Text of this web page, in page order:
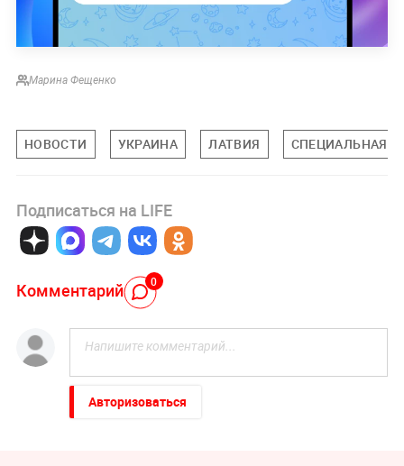
Марина Фещенко
НОВОСТИ УКРАИНА ЛАТВИЯ СПЕЦИАЛЬНАЯ
Подписаться на LIFE
Комментарий 0
Авторизоваться